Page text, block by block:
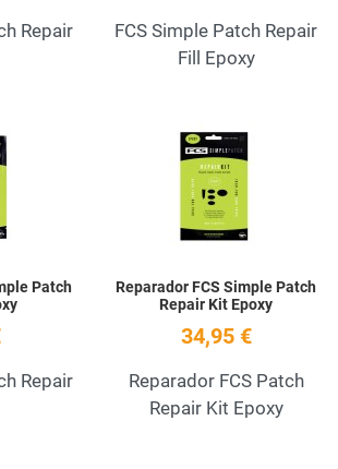
Repair
FCS Simple Patch Repair
Fill Epoxy
Add to Wishlist
Patch
Repair
Reparador FCS Simple Patch
Repair Kit Epoxy
34,95 €
Reparador FCS Patch
Repair Kit Epoxy